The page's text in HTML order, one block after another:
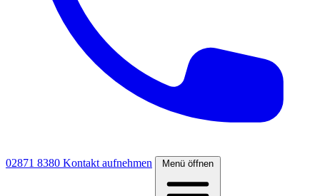
02871 8380 Kontakt aufnehmen Menü öffnen